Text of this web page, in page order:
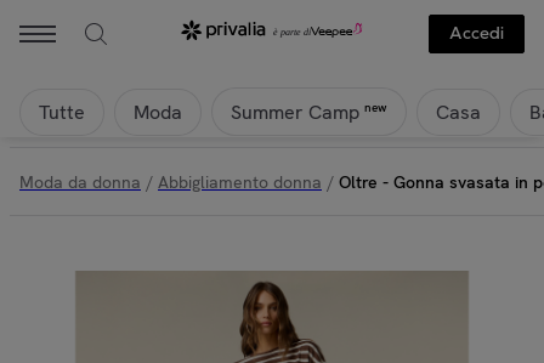
Accedi
Tutte Moda Summer Camp new Casa
Moda da donna / Abbigliamento donna / Oltre - Gonna svasata in